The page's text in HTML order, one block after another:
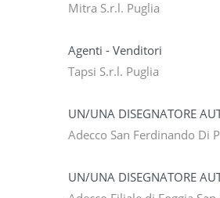
Mitra S.r.l. Puglia
Agenti - Venditori
Tapsi S.r.l. Puglia
UN/UNA DISEGNATORE
Adecco San Ferdinando Di
UN/UNA DISEGNATORE